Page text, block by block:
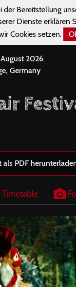
der Bereitstellung
Dienste erklären
Cookies setzen.
2026
Germany
als PDF
Timetable